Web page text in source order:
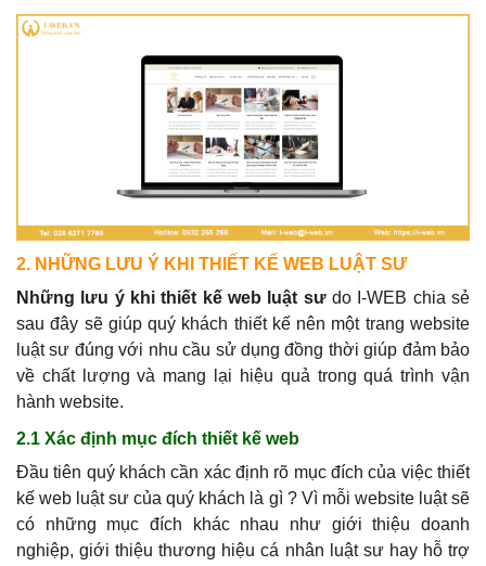
2. NHỮNG LƯU Ý KHI THIẾT KẾ WEB LUẬT SƯ
Những lưu ý khi thiết kế web luật sưdo I-WEB chia sẻ
sau đây sẽ giúp quý khách thiết kế nên một trang website
luật sư đúng với nhu cầu sử dụng đồng thời giúp đảm bảo
về chất lượng và mang lại hiệu quả trong quá trình vận
hành website.
2.1 Xác định mục đích thiết kế web
Đầu tiên quý khách cần xác định rõ mục đích của việc thiết
kế web luật sư của quý khách là gì ? Vì mỗi website luật sẽ
có những mục đích khác nhau như giới thiệu doanh
nghiệp, giới thiệu thương hiệu cá nhân luật sư hay hỗ trợ